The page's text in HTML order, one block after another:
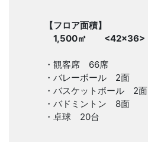
【フロア面積】
1,500㎡ <42×36>
・観客席 66席
・バレーボール 2面
・バスケットボール 2面
・バドミントン 8面
・卓球 20台